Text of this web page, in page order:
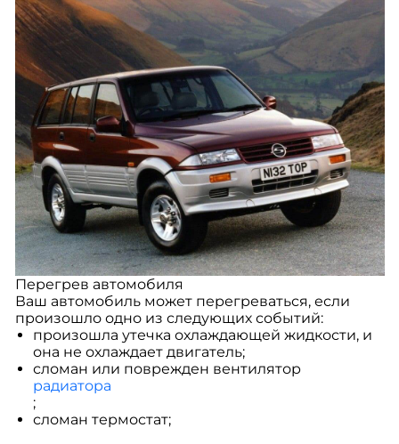
Перегрев автомобиля
Ваш автомобиль может перегреваться, если
произошло одно из следующих событий:
произошла утечка охлаждающей жидкости, и
она не охлаждает двигатель;
сломан или поврежден вентилятор
радиатора
;
сломан термостат;